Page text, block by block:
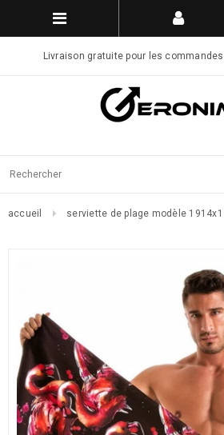
Livraison gratuite pour les
accueil serviette de plage modèle 1914x1